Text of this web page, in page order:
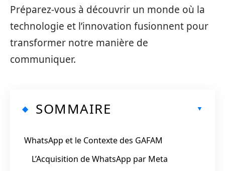
Préparez-vous à découvrir un monde où la
technologie et l’innovation fusionnent pour
transformer notre manière de
communiquer.
SOMMAIRE
WhatsApp et le Contexte des GAFAM
L’Acquisition de WhatsApp par Meta